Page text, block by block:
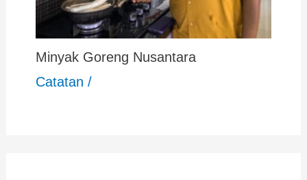
Minyak Goreng Nusantara
Catatan /